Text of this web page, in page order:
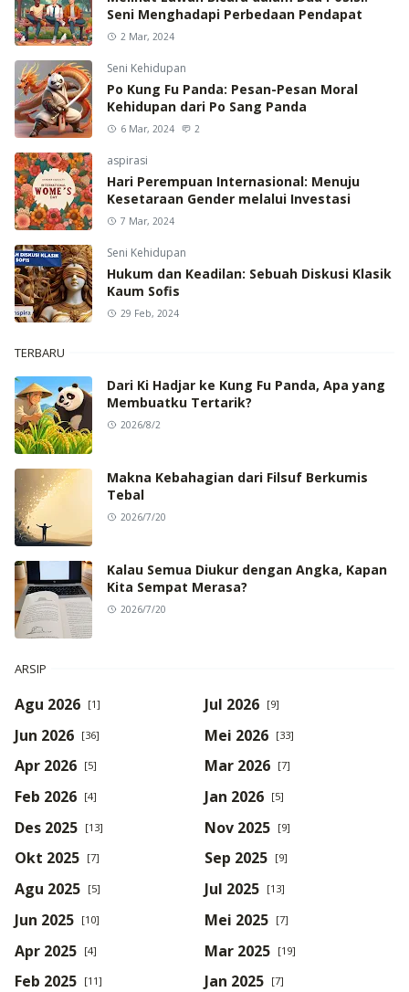
Seni Menghadapi Perbedaan Pendapat
2 Mar, 2024
Seni Kehidupan
Po Kung Fu Panda: Pesan-Pesan Moral
Kehidupan dari Po Sang Panda
6 Mar, 2024 2
aspirasi
Hari Perempuan Internasional: Menuju
Kesetaraan Gender melalui Investasi
7 Mar, 2024
Seni Kehidupan
Hukum dan Keadilan: Sebuah Diskusi Klasik
Kaum Sofis
29 Feb, 2024
TERBARU
Dari Ki Hadjar ke Kung Fu Panda, Apa yang
Membuatku Tertarik?
2026/8/2
Makna Kebahagian dari Filsuf Berkumis
Tebal
2026/7/20
Kalau Semua Diukur dengan Angka, Kapan
Kita Sempat Merasa?
2026/7/20
ARSIP
Agu 2026 [1] Jul 2026 [9]
Jun 2026 [36] Mei 2026 [33]
Apr 2026 [5] Mar 2026 [7]
Feb 2026 [4] Jan 2026 [5]
Des 2025 [13] Nov 2025 [9]
Okt 2025 [7] Sep 2025 [9]
Agu 2025 [5] Jul 2025 [13]
Jun 2025 [10] Mei 2025 [7]
Apr 2025 [4] Mar 2025 [19]
Feb 2025 [11] Jan 2025 [7]